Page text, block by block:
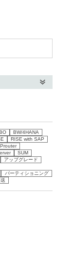
BW/4HANA
RISE with SAP
SUM
アップグレード
パーティショニング